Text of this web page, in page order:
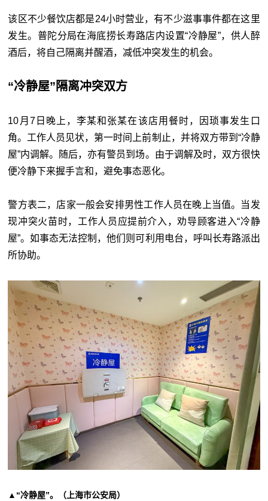
该区不少餐饮店都是24小时营业，有不少滋事事件都在这里
发生。普陀分局在海底捞长寿路店内设置“冷静屋”，供人醉
酒后，将自己隔离并醒酒，减低冲突发生的机会。
“冷静屋”隔离冲突双方
10月7日晚上，李某和张某在该店用餐时，因琐事发生口
角。工作人员见状，第一时间上前制止，并将双方带到“冷静
屋”内调解。随后，亦有警员到场。由于调解及时，双方很快
便冷静下来握手言和，避免事态恶化。
警方表二，店家一般会安排男性工作人员在晚上当值。当发
现冲突火苗时，工作人员应提前介入，劝导顾客进入“冷静
屋”。如事态无法控制，他们则可利用电台，呼叫长寿路派出
所协助。
▲“冷静屋”。（上海市公安局）